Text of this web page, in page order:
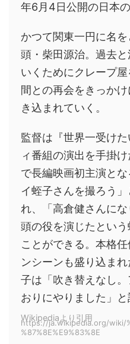
年6月4日公開の日本の
かつて関東一円に名
頭・柴田源治。過去
いくためにクレープ
間との再会をきっか
き込まれていく。
監督は『世界一受け
ィ番組の演出を手掛
で長編映画初主演と
イ蛭子さんを撮ろう
れ、「高倉健さんに
頭の役を演じたとい
ことができる。本格
ンシーンも盛り込ま
子は「吹き替えなし
おりにやりました」
Wikipediaより引用
https://ja.wikipedia.org/wiki/
%87%8E%E9%83%8E